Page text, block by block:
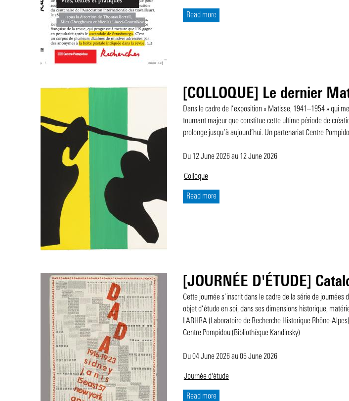
Read more
[COLLOQUE] Le dernier
Dans le cadre de l’exposition « Matisse, 1941–1954 » qui
tournant majeur que constitue cette ultime période de
prolonge jusqu’à aujourd’hui. Un partenariat Centre
Du 12 June 2026au 12 June 2026
Colloque
Read more
[JOURNÉE D'ÉTUDE]
Cette journée s’inscrit dans le cadre de la série de
objet d’étude en soi, dans ses dimensions historique,
LARHRA (Laboratoire de Recherche Historique Rhône-
Centre Pompidou (Bibliothèque Kandinsky)
Du 04 June 2026au 05 June 2026
Journée d'étude
Read more